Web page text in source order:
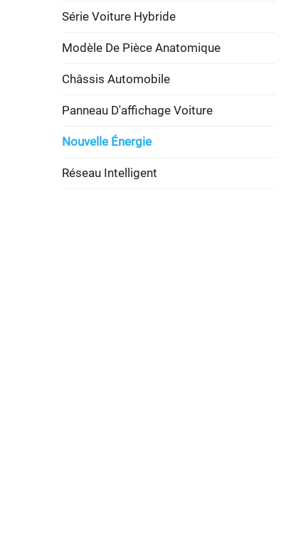
Série Voiture Hybride
Modèle De Pièce Anatomique
Châssis Automobile
Panneau D'affichage Voiture
Nouvelle Énergie
Réseau Intelligent